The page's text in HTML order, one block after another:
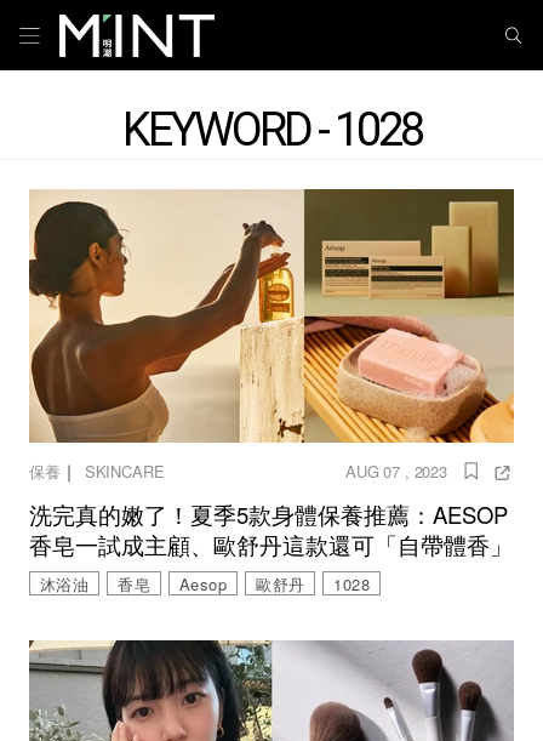
KEYWORD - 1028
保養 ｜ SKINCARE AUG 07 , 2023
洗完真的嫩了！夏季5款身體保養推薦：AESOP
香皂一試成主顧、歐舒丹這款還可「自帶體香」
沐浴油 香皂 Aesop 歐舒丹 1028